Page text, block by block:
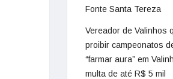
Fonte Santa Tereza
Vereador de Valinhos
proibir campeonatos
“farmar aura” em
multa de até R$ 5 mil